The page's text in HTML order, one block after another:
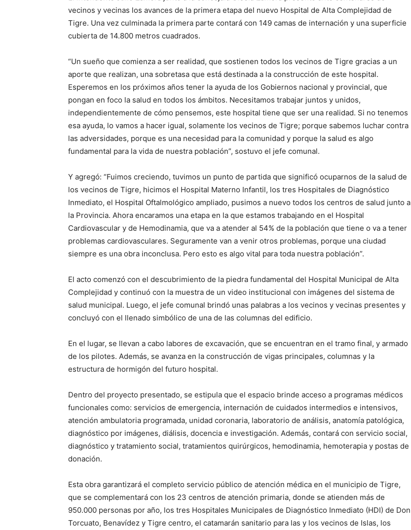
vecinos y vecinas los avances de la primera etapa del nuevo Hospital de Alta Complejidad de
Tigre. Una vez culminada la primera parte contará con 149 camas de internación y una superficie
cubierta de 14.800 metros cuadrados.
“Un sueño que comienza a ser realidad, que sostienen todos los vecinos de Tigre gracias a un
aporte que realizan, una sobretasa que está destinada a la construcción de este hospital.
Esperemos en los próximos años tener la ayuda de los Gobiernos nacional y provincial, que
pongan en foco la salud en todos los ámbitos. Necesitamos trabajar juntos y unidos,
independientemente de cómo pensemos, este hospital tiene que ser una realidad. Si no tenemos
esa ayuda, lo vamos a hacer igual, solamente los vecinos de Tigre; porque sabemos luchar contra
las adversidades, porque es una necesidad para la comunidad y porque la salud es algo
fundamental para la vida de nuestra población”, sostuvo el jefe comunal.
Y agregó: “Fuimos creciendo, tuvimos un punto de partida que significó ocuparnos de la salud de
los vecinos de Tigre, hicimos el Hospital Materno Infantil, los tres Hospitales de Diagnóstico
Inmediato, el Hospital Oftalmológico ampliado, pusimos a nuevo todos los centros de salud junto a
la Provincia. Ahora encaramos una etapa en la que estamos trabajando en el Hospital
Cardiovascular y de Hemodinamia, que va a atender al 54% de la población que tiene o va a tener
problemas cardiovasculares. Seguramente van a venir otros problemas, porque una ciudad
siempre es una obra inconclusa. Pero esto es algo vital para toda nuestra población”.
El acto comenzó con el descubrimiento de la piedra fundamental del Hospital Municipal de Alta
Complejidad y continuó con la muestra de un video institucional con imágenes del sistema de
salud municipal. Luego, el jefe comunal brindó unas palabras a los vecinos y vecinas presentes y
concluyó con el llenado simbólico de una de las columnas del edificio.
En el lugar, se llevan a cabo labores de excavación, que se encuentran en el tramo final, y armado
de los pilotes. Además, se avanza en la construcción de vigas principales, columnas y la
estructura de hormigón del futuro hospital.
Dentro del proyecto presentado, se estipula que el espacio brinde acceso a programas médicos
funcionales como: servicios de emergencia, internación de cuidados intermedios e intensivos,
atención ambulatoria programada, unidad coronaria, laboratorio de análisis, anatomía patológica,
diagnóstico por imágenes, diálisis, docencia e investigación. Además, contará con servicio social,
diagnóstico y tratamiento social, tratamientos quirúrgicos, hemodinamia, hemoterapia y postas de
donación.
Esta obra garantizará el completo servicio público de atención médica en el municipio de Tigre,
que se complementará con los 23 centros de atención primaria, donde se atienden más de
950.000 personas por año, los tres Hospitales Municipales de Diagnóstico Inmediato (HDI) de Don
Torcuato, Benavídez y Tigre centro, el catamarán sanitario para las y los vecinos de Islas, los